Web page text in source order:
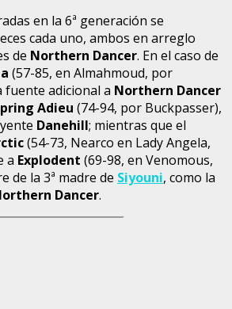
en la 6ª generación se
cada uno, ambos en arreglo
de Northern Dancer. En el caso de
(57-85, en Almahmoud, por
fuente adicional a Northern Dancer
Adieu (74-94, por Buckpasser),
Danehill; mientras que el
(54-73, Nearco en Lady Angela,
a Explodent (69-98, en Venomous,
de la 3ª madre de Siyouni, como la
Dancer.